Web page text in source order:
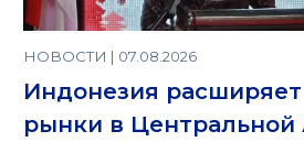
НОВОСТИ | 07.08.2026
Индонезия
рынки в Центральной